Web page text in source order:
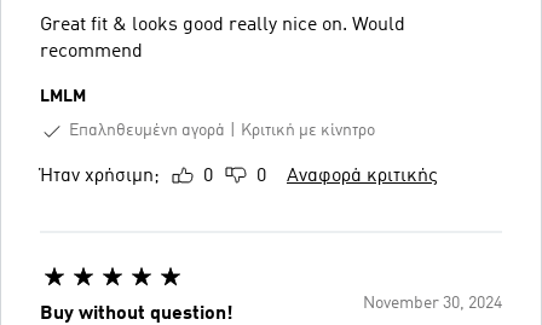
Great fit & looks good really nice on. Would
recommend
LMLM
Επαληθευμένη αγορά
Κριτική με κίνητρο
Ήταν χρήσιμη; 0 0 Αναφορά κριτικής
November 30, 2024
Buy without question!